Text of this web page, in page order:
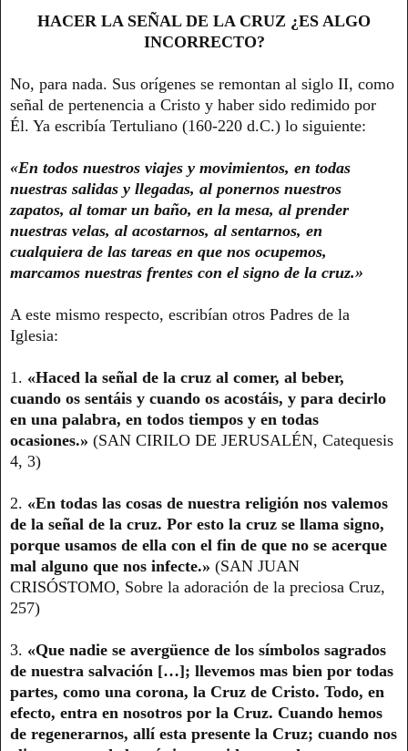
HACER LA SEÑAL DE LA CRUZ ¿ES ALGO
INCORRECTO?
No, para nada. Sus orígenes se remontan al siglo II, como
señal de pertenencia a Cristo y haber sido redimido por
Él. Ya escribía Tertuliano (160-220 d.C.) lo siguiente:
«En todos nuestros viajes y movimientos, en todas
nuestras salidas y llegadas, al ponernos nuestros
zapatos, al tomar un baño, en la mesa, al prender
nuestras velas, al acostarnos, al sentarnos, en
cualquiera de las tareas en que nos ocupemos,
marcamos nuestras frentes con el signo de la cruz.»
A este mismo respecto, escribían otros Padres de la
Iglesia:
1. «Haced la señal de la cruz al comer, al beber,
cuando os sentáis y cuando os acostáis, y para decirlo
en una palabra, en todos tiempos y en todas
ocasiones.» (SAN CIRILO DE JERUSALÉN, Catequesis
4, 3)
2. «En todas las cosas de nuestra religión nos valemos
de la señal de la cruz. Por esto la cruz se llama signo,
porque usamos de ella con el fin de que no se acerque
mal alguno que nos infecte.» (SAN JUAN
CRISÓSTOMO, Sobre la adoración de la preciosa Cruz,
257)
3. «Que nadie se avergüence de los símbolos sagrados
de nuestra salvación […]; llevemos mas bien por todas
partes, como una corona, la Cruz de Cristo. Todo, en
efecto, entra en nosotros por la Cruz. Cuando hemos
de regenerarnos, allí esta presente la Cruz; cuando nos